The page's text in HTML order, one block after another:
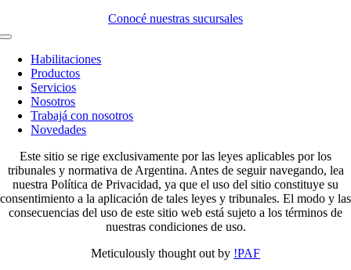
Conocé nuestras sucursales
Activar
Navegación
Habilitaciones
Productos
Servicios
Nosotros
Trabajá con nosotros
Novedades
Este sitio se rige exclusivamente por las leyes aplicables por los
tribunales y normativa de Argentina. Antes de seguir navegando, lea
nuestra Política de Privacidad, ya que el uso del sitio constituye su
consentimiento a la aplicación de tales leyes y tribunales. El modo y las
consecuencias del uso de este sitio web está sujeto a los términos de
nuestras condiciones de uso.
Meticulously thought out by !PAF